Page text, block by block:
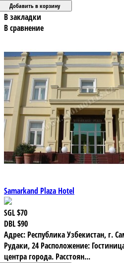
В закладки
В сравнение
Samarkand Plaza Hotel
SGL$70
DBL$90
Адрес: Республика Узбекистан, г.
Рудаки, 24 Расположение:
центра города. Расстоян...